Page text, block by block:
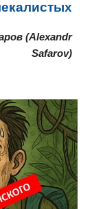
(Alexandr
Safarov)